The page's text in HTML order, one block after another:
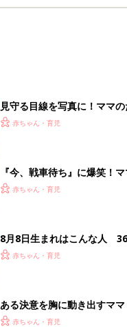
見守る目線を写真に！ママ
赤ちゃん・育児
『今、戦車待ち』に爆笑！
赤ちゃん・育児
8月8日生まれはこんな人
赤ちゃん・育児
ある決意を胸に動き出すマ
赤ちゃん・育児